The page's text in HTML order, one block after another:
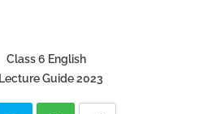
Class 6 English
Lecture Guide 2023